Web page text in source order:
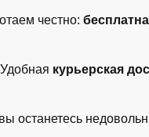
честно:
курьерская
останетесь